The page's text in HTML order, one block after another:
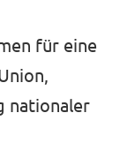
- Podcast
für eine
nationaler